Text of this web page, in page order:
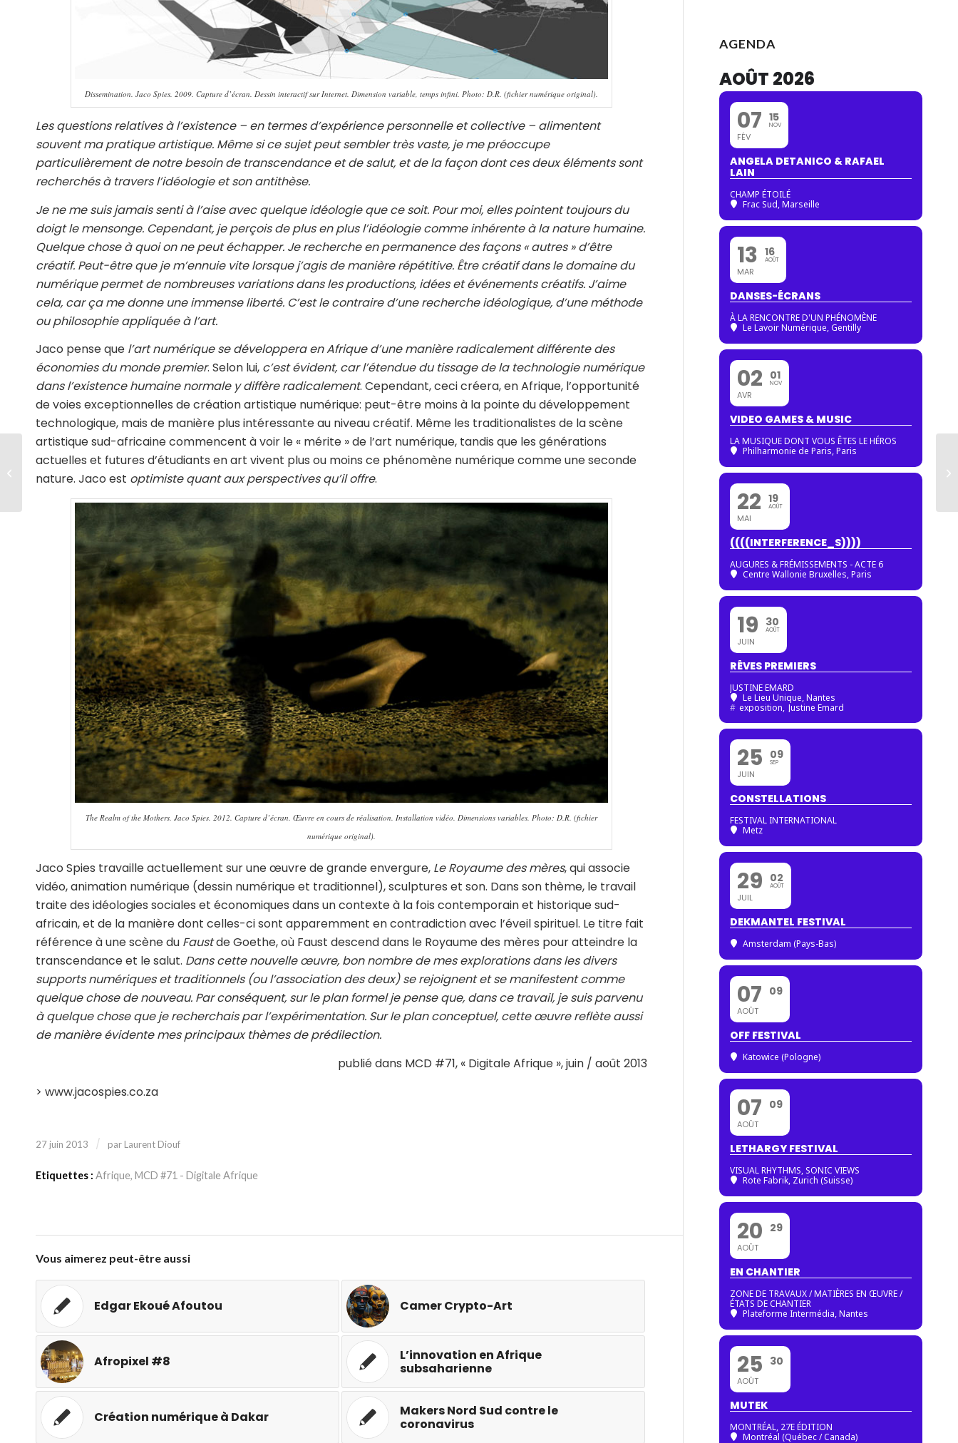
Dissemination. Jaco Spies. 2009. Capture d’écran. Dessin interactif sur Internet. Dimension variable, temps infini. Photo: D.R. (fichier numérique original).
Les questions relatives à l’existence – en termes d’expérience personnelle et collective – alimentent
souvent ma pratique artistique. Même si ce sujet peut sembler très vaste, je me préoccupe
particulièrement de notre besoin de transcendance et de salut, et de la façon dont ces deux éléments sont
recherchés à travers l’idéologie et son antithèse.
Je ne me suis jamais senti à l’aise avec quelque idéologie que ce soit. Pour moi, elles pointent toujours du
doigt le mensonge. Cependant, je perçois de plus en plus l’idéologie comme inhérente à la nature humaine.
Quelque chose à quoi on ne peut échapper. Je recherche en permanence des façons « autres » d’être
créatif. Peut-être que je m’ennuie vite lorsque j’agis de manière répétitive. Être créatif dans le domaine du
numérique permet de nombreuses variations dans les productions, idées et événements créatifs. J’aime
cela, car ça me donne une immense liberté. C’est le contraire d’une recherche idéologique, d’une méthode
ou philosophie appliquée à l’art.
Jaco pense que l’art numérique se développera en Afrique d’une manière radicalement différente des
économies du monde premier. Selon lui, c’est évident, car l’étendue du tissage de la technologie numérique
dans l’existence humaine normale y diffère radicalement. Cependant, ceci créera, en Afrique, l’opportunité
de voies exceptionnelles de création artistique numérique: peut-être moins à la pointe du développement
technologique, mais de manière plus intéressante au niveau créatif. Même les traditionalistes de la scène
artistique sud-africaine commencent à voir le « mérite » de l’art numérique, tandis que les générations
actuelles et futures d’étudiants en art vivent plus ou moins ce phénomène numérique comme une seconde
nature. Jaco est optimiste quant aux perspectives qu’il offre.
The Realm of the Mothers. Jaco Spies. 2012. Capture d’écran. Œuvre en cours de réalisation. Installation vidéo. Dimensions variables. Photo: D.R. (fichier
numérique original).
Jaco Spies travaille actuellement sur une œuvre de grande envergure, Le Royaume des mères, qui associe
vidéo, animation numérique (dessin numérique et traditionnel), sculptures et son. Dans son thème, le travail
traite des idéologies sociales et économiques dans un contexte à la fois contemporain et historique sud-
africain, et de la manière dont celles-ci sont apparemment en contradiction avec l’éveil spirituel. Le titre fait
référence à une scène du Faustde Goethe, où Faust descend dans le Royaume des mères pour atteindre la
transcendance et le salut. Dans cette nouvelle œuvre, bon nombre de mes explorations dans les divers
supports numériques et traditionnels (ou l’association des deux) se rejoignent et se manifestent comme
quelque chose de nouveau. Par conséquent, sur le plan formel je pense que, dans ce travail, je suis parvenu
à quelque chose que je recherchais par l’expérimentation. Sur le plan conceptuel, cette œuvre reflète aussi
de manière évidente mes principaux thèmes de prédilection.
publié dans MCD #71, « Digitale Afrique », juin / août 2013
> www.jacospies.co.za
27 juin 2013 / par Laurent Diouf
Etiquettes : Afrique, MCD #71 - Digitale Afrique
Vous aimerez peut-être aussi
Edgar Ekoué Afoutou Camer Crypto-Art
Afropixel #8
L’innovation en Afrique
subsaharienne
Création numérique à Dakar
Makers Nord Sud contre le
coronavirus
AGENDA
AOÛT 2026
07
FÉV
15
NOV
ANGELA DETANICO & RAFAEL
LAIN
CHAMP ÉTOILÉ
Frac Sud, Marseille
13
MAR
16
AOÛT
DANSES-ÉCRANS
À LA RENCONTRE D'UN PHÉNOMÈNE
Le Lavoir Numérique, Gentilly
02
AVR
01
NOV
VIDEO GAMES & MUSIC
LA MUSIQUE DONT VOUS ÊTES LE HÉROS
Philharmonie de Paris, Paris
22
MAI
19
AOÛT
((((INTERFERENCE_S))))
AUGURES & FRÉMISSEMENTS - ACTE 6
Centre Wallonie Bruxelles, Paris
19
JUIN
30
AOÛT
RÊVES PREMIERS
JUSTINE EMARD
Le Lieu Unique, Nantes
# exposition, Justine Emard
25
JUIN
09
SEP
CONSTELLATIONS
FESTIVAL INTERNATIONAL
Metz
29
JUIL
02
AOÛT
DEKMANTEL FESTIVAL
Amsterdam (Pays-Bas)
07
AOÛT
09
OFF FESTIVAL
Katowice (Pologne)
07
AOÛT
09
LETHARGY FESTIVAL
VISUAL RHYTHMS, SONIC VIEWS
Rote Fabrik, Zurich (Suisse)
20
AOÛT
29
EN CHANTIER
ZONE DE TRAVAUX / MATIÈRES EN ŒUVRE /
ÉTATS DE CHANTIER
Plateforme Intermédia, Nantes
25
AOÛT
30
MUTEK
MONTRÉAL, 27E ÉDITION
Montréal (Québec / Canada)
Michelle Son